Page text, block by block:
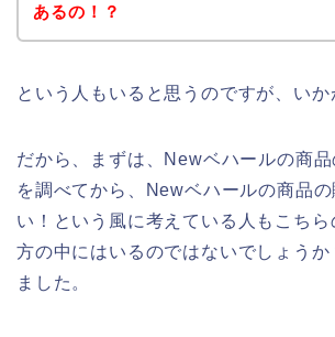
あるの！？
という人もいると思うのですが、いか
だから、まずは、Newベハールの商
を調べてから、Newベハールの商品の
い！という風に考えている人もこち
方の中にはいるのではないでしょうか
ました。